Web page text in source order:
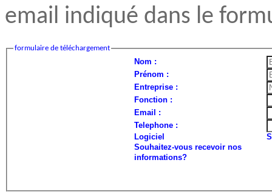
email indiqué dans le
formulaire de téléchargement
Nom :
Prénom :
Entreprise :
Fonction :
Email :
Telephone :
Logiciel
Souhaitez-vous recevoir nos
informations?